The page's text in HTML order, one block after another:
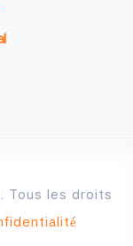
Tous les droits